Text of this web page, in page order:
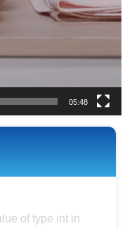
05:48
of type int in